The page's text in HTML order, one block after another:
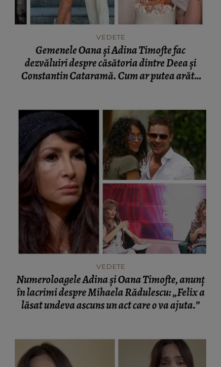
VEDETE
Gemenele Oana și Adina Timofte fac
dezvăluiri despre căsătoria dintre Deea și
Constantin Cataramă. Cum ar putea arăta
VEDETE
Numeroloagele Adina și Oana Timofte, anunț
în lacrimi despre Mihaela Rădulescu: „Felix a
lăsat undeva ascuns un act care o va ajuta.”